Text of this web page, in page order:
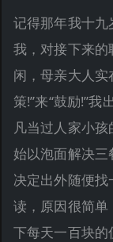
记得那年我十
我，对接下来
闲，母亲大人实
策!”来“鼓励!”我
凡当过人家小
始以泡面解决三
决定出外随便
读，原因很简
下每天一百块